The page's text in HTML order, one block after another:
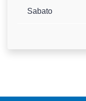
Sabato